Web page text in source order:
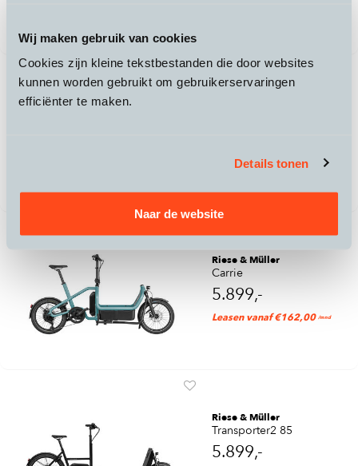
Wij maken gebruik van cookies
Cookies zijn kleine tekstbestanden die door websites
kunnen worden gebruikt om gebruikerservaringen
efficiënter te maken.
Details tonen
Naar de website
Leasen vanaf €167,00 /mnd
Riese & Müller
Carrie
5.899,-
Leasen vanaf €162,00 /mnd
Riese & Müller
Transporter2 85
5.899,-